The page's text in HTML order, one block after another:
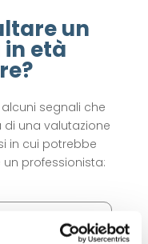
un
età
segnali che
una valutazione
in cui potrebbe
professionista: